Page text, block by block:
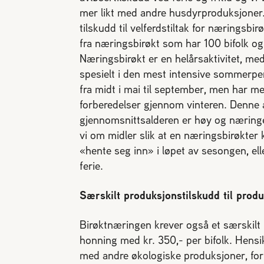
mer likt med andre
tilskudd til velferdstiltak for
fra næringsbirøkt som har 100 bifolk
Næringsbirøkt er en helårsaktivitet,
spesielt i den mest intensive
fra midt i mai til september, men har
forberedelser gjennom vinteren.
gjennomsnittsalderen er høy og
vi om midler slik at en næringsbirøkter
«hente seg inn» i løpet av sesongen,
ferie.
Særskilt produksjonstilskudd til
Birøktnæringen krever også et
honning med kr. 350,- per bifolk.
med andre økologiske produksjoner,